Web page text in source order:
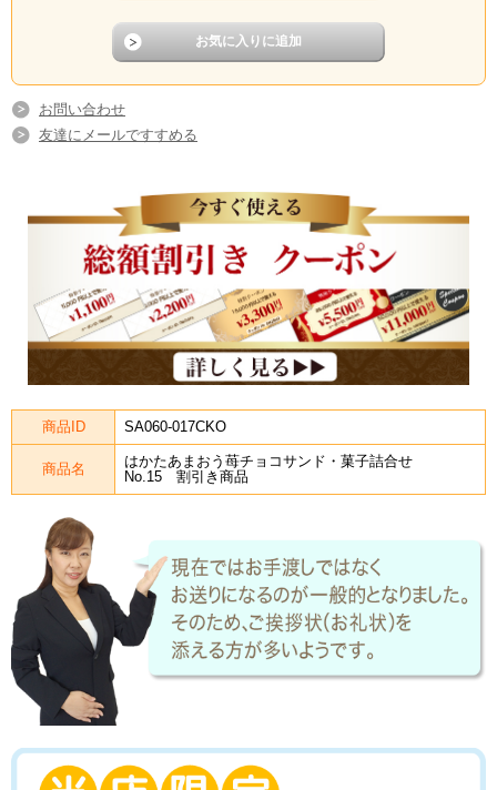
お問い合わせ
友達にメールですすめる
商品ID SA060-017CKO
商品名
はかたあまおう苺チョコサンド・菓子詰合せ
No.15 割引き商品